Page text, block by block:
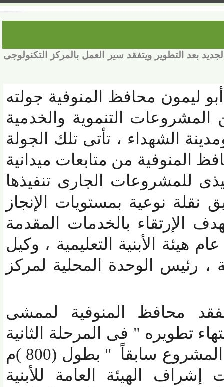
التطوير ويتفقد سير العمل بالمركز التكنولوجى
ليمون محافظ المنوفية جولته
التنموية والخدمية
الشهداء ، تأتى تلك الجولة
من متابعات ميدانية
للمشروعات الجارى تنفيذها
نوعية بمستويات الإنجاز
الإرتقاء بالخدمات المقدمة
الأبنية التعليمية ، وكيل
رئيس الوحدة المحلية لمركز
محافظ المنوفية لممشى
تطويره " فى المرحلة الثانية
" بطريق النصر " جسر المشروع سابقاً " بطول (800 )م
الهيئة العامة للأبنية